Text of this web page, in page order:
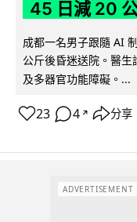
45 日減 20
成都一名男子跟隨 AI
公斤後昏迷送院。醫
及多器官功能障礙。...
23 4 ↗ 分享
ADVERTISEMENT